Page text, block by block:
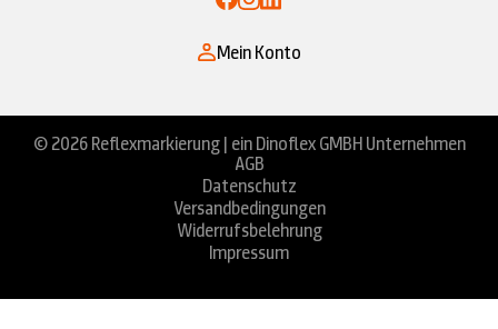
Mein Konto
© 2026 Reflexmarkierung | ein Dinoflex GMBH Unternehmen
AGB
Datenschutz
Versandbedingungen
Widerrufsbelehrung
Impressum